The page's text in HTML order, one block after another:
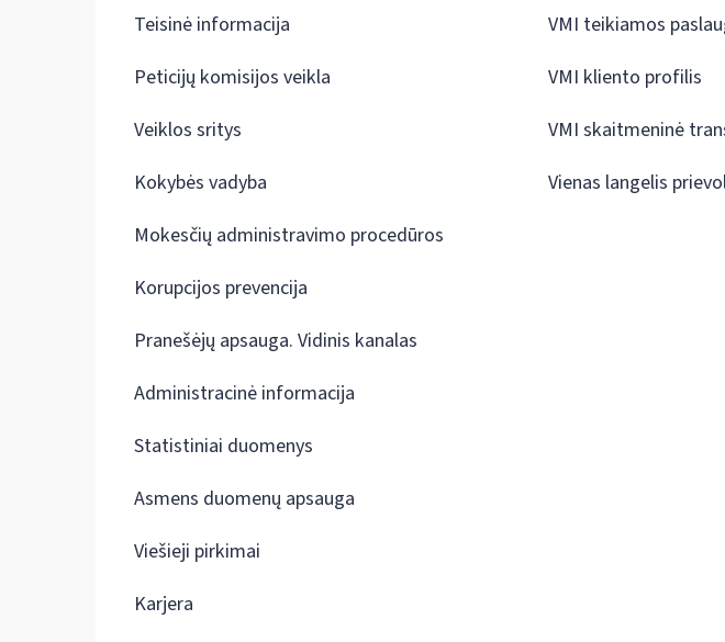
Teisinė informacija
Peticijų komisijos veikla
Veiklos sritys
Kokybės vadyba
Mokesčių administravimo procedūros
Korupcijos prevencija
Pranešėjų apsauga. Vidinis kanalas
Administracinė informacija
Statistiniai duomenys
Asmens duomenų apsauga
Viešieji pirkimai
Karjera
VMI teikiamos
VMI kliento profilis
VMI skaitmeninė
Vienas langelis